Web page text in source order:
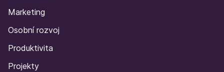
Marketing
Osobní rozvoj
Produktivita
Projekty